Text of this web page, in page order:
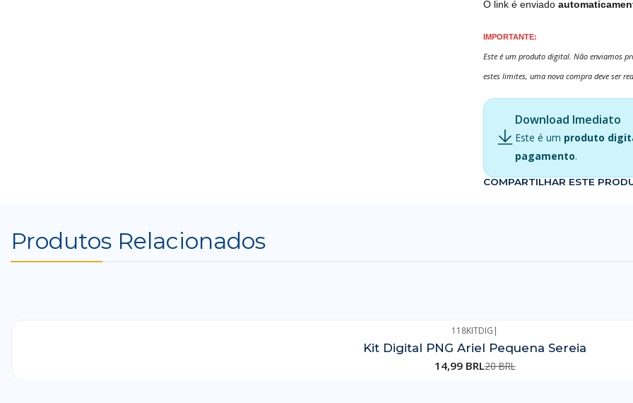
O link é enviado
IMPORTANTE:
Este é um produto digital. Não enviamos
estes limites, uma nova compra deve ser
Download Imediato
Este é um produto
pagamento.
COMPARTILHAR ESTE
Produtos Relacionados
118KITDIG |
Kit Digital PNG Ariel Pequena Sereia
14,99 BRL20 BRL